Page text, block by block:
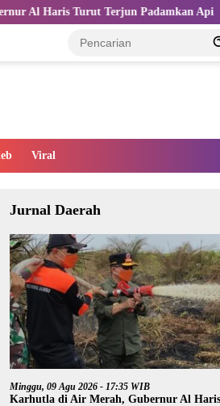
Padamkan Api Kemnaker
Viral
Jurnal Daerah
Minggu, 09 Agu 2026 - 17:35 WIB
Karhutla di Air Merah, Gubernur Al Haris